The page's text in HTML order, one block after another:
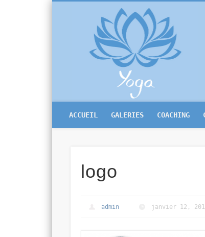
Yoga Bruxelles
Facebook
ACCUEIL GALERIES COACHING
logo
admin janvier 12,